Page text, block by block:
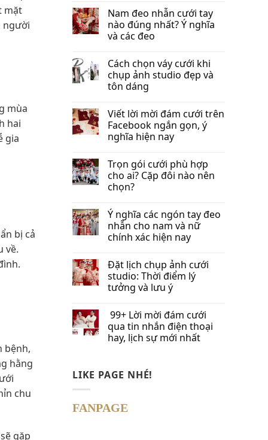
mặt
người
mùa
hai
gia
bị cả
về.
bệnh,
hằng
chu
gặp
Nam đeo nhẫn cưới tay
nào đúng nhất​? Ý nghĩa
và các đeo
Cách chọn váy cưới khi
chụp ảnh studio đẹp và
tôn dáng
Viết lời mời đám cưới trên
Facebook​ ngắn gọn, ý
nghĩa hiện nay
Trọn gói cưới phù hợp
cho ai? Cặp đôi nào nên
chọn?
Ý nghĩa các ngón tay đeo
nhẫn cho nam và nữ
chính xác hiện nay
Đặt lịch chụp ảnh cưới
studio: Thời điểm lý
tưởng và lưu ý
99+ Lời mời đám cưới
qua tin nhắn​ điện thoại
hay, lịch sự mới nhất
LIKE PAGE NHÉ!
FANPAGE